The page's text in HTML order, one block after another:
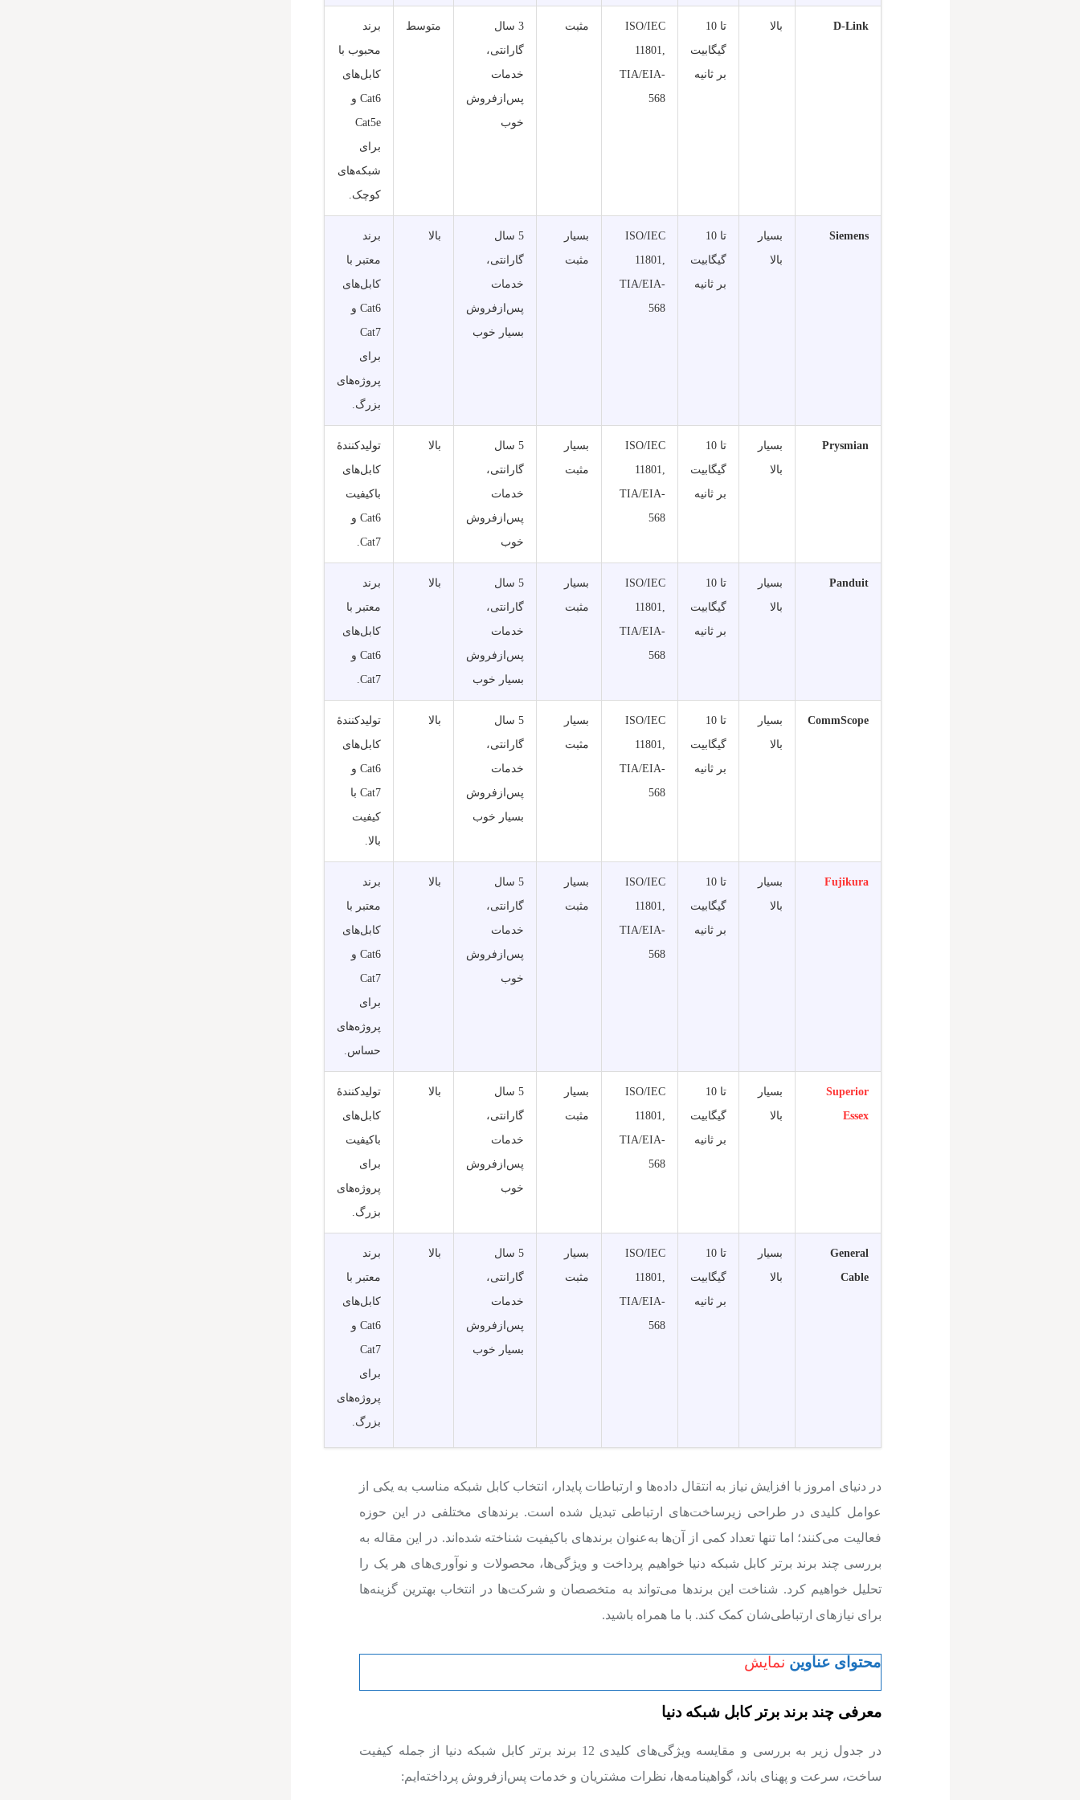
D-Link بالا
تا 10
گیگابیت
بر ثانیه
ISO/IEC
11801,
TIA/EIA-
568
مثبت
3 سال
گارانتی،
خدمات
پس‌ازفروش
خوب
متوسط
برند
محبوب با
کابل‌های
Cat6 و
Cat5e
برای
شبکه‌های
کوچک.
Siemens
بسیار
بالا
تا 10
گیگابیت
بر ثانیه
ISO/IEC
11801,
TIA/EIA-
568
بسیار
مثبت
5 سال
گارانتی،
خدمات
پس‌ازفروش
بسیار خوب
بالا
برند
معتبر با
کابل‌های
Cat6 و
Cat7
برای
پروژه‌های
بزرگ.
Prysmian
بسیار
بالا
تا 10
گیگابیت
بر ثانیه
ISO/IEC
11801,
TIA/EIA-
568
بسیار
مثبت
5 سال
گارانتی،
خدمات
پس‌ازفروش
خوب
بالا
تولیدکنندۀ
کابل‌های
باکیفیت
Cat6 و
Cat7.
Panduit
بسیار
بالا
تا 10
گیگابیت
بر ثانیه
ISO/IEC
11801,
TIA/EIA-
568
بسیار
مثبت
5 سال
گارانتی،
خدمات
پس‌ازفروش
بسیار خوب
بالا
برند
معتبر با
کابل‌های
Cat6 و
Cat7.
CommScope
بسیار
بالا
تا 10
گیگابیت
بر ثانیه
ISO/IEC
11801,
TIA/EIA-
568
بسیار
مثبت
5 سال
گارانتی،
خدمات
پس‌ازفروش
بسیار خوب
بالا
تولیدکنندۀ
کابل‌های
Cat6 و
Cat7 با
کیفیت
بالا.
Fujikura
بسیار
بالا
تا 10
گیگابیت
بر ثانیه
ISO/IEC
11801,
TIA/EIA-
568
بسیار
مثبت
5 سال
گارانتی،
خدمات
پس‌ازفروش
خوب
بالا
برند
معتبر با
کابل‌های
Cat6 و
Cat7
برای
پروژه‌های
حساس.
Superior
Essex
بسیار
بالا
تا 10
گیگابیت
بر ثانیه
ISO/IEC
11801,
TIA/EIA-
568
بسیار
مثبت
5 سال
گارانتی،
خدمات
پس‌ازفروش
خوب
بالا
تولیدکنندۀ
کابل‌های
باکیفیت
برای
پروژه‌های
بزرگ.
General
Cable
بسیار
بالا
تا 10
گیگابیت
بر ثانیه
ISO/IEC
11801,
TIA/EIA-
568
بسیار
مثبت
5 سال
گارانتی،
خدمات
پس‌ازفروش
بسیار خوب
بالا
برند
معتبر با
کابل‌های
Cat6 و
Cat7
برای
پروژه‌های
بزرگ.
در دنیای امروز با افزایش نیاز به انتقال داده‌ها و ارتباطات پایدار، انتخاب کابل‌ شبکه مناسب به یکی از
عوامل کلیدی در طراحی زیرساخت‌های ارتباطی تبدیل شده است. برندهای مختلفی در این حوزه
فعالیت می‌کنند؛ اما تنها تعداد کمی از آن‌ها به‌عنوان برندهای باکیفیت شناخته شده‌اند. در این مقاله به
بررسی چند برند برتر کابل شبکه دنیا خواهیم پرداخت و ویژگی‌ها، محصولات و نوآوری‌های هر یک را
تحلیل خواهیم کرد. شناخت این برندها می‌تواند به متخصصان و شرکت‌ها در انتخاب بهترین گزینه‌ها
برای نیازهای ارتباطی‌شان کمک کند. با ما همراه باشید.
محتوای عناوین نمایش
معرفی چند برند برتر کابل شبکه دنیا
در جدول زیر به بررسی و مقایسه ویژگی‌های کلیدی 12 برند برتر کابل شبکه دنیا از جمله کیفیت
ساخت، سرعت و پهنای باند، گواهینامه‌ها، نظرات مشتریان و خدمات پس‌ازفروش پرداخته‌ایم: